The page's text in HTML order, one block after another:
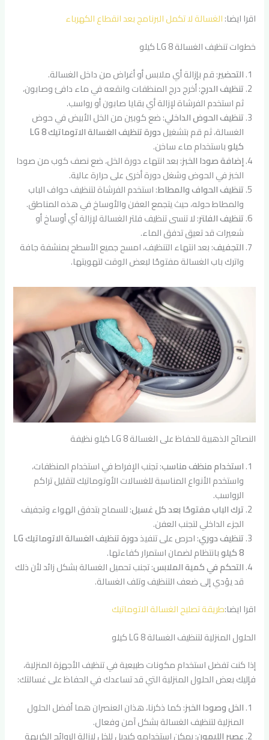
اقرا ايضا:الغسالة لا تكمل البرنامج بعد انقطاع الكهرباء
خطوات تنظيف الغسالة LG 8 كيلو
التحضير: قم بإزالة أي ملابس أو أغراض من داخل الغسالة.
تنظيف الدرج: أخرج درج المنظفات وانقعه في ماء دافئ وصابون،
ثم استخدم الفرشاة لإزالة أي بقايا صابون أو رواسب.
تنظيف الحوض الداخلي: ضع كوبين من الخل الأبيض في حوض
الغسالة، ثم قم بتشغيل
دورة تنظيف الغسالة الاتوماتيك LG 8
كيلوباستخدام ماء ساخن.
إضافة صودا الخبز: بعد انتهاء دورة الخل، ضع نصف كوب من صودا
الخبز في الحوض وشغل دورة أخرى على حرارة عالية.
تنظيف الحواف والمطاط: استخدم الفرشاة لتنظيف حواف الباب
والمطاط حوله، حيث يتجمع العفن والأوساخ في هذه المناطق.
تنظيف الفلتر: لا تنسى تنظيف فلتر الغسالة لإزالة أي أوساخ أو
شعيرات قد تعيق تدفق الماء.
التجفيف: بعد انتهاء التنظيف، امسح جميع الأسطح بمنشفة جافة
واترك باب الغسالة مفتوحًا لبعض الوقت لتهويتها.
النصائح الذهبية للحفاظ على الغسالة LG 8 كيلو نظيفة
استخدام منظف مناسب: تجنب الإفراط في استخدام المنظفات،
واستخدم الأنواع المناسبة للغسالات الأوتوماتيك لتقليل تراكم
الرواسب.
ترك الباب مفتوحًا بعد كل غسيل: للسماح بتدفق الهواء وتجفيف
الجزء الداخلي لتجنب العفن.
تنظيف دوري: احرص على تنفيذ
دورة تنظيف الغسالة الاتوماتيك LG
8 كيلو
بانتظام لضمان استمرار كفاءتها.
التحكم في كمية الملابس: تجنب تحميل الغسالة بشكل زائد لأن ذلك
قد يؤدي إلى ضعف التنظيف وتلف الغسالة.
اقرا ايضا:طريقة تصليح الغسالة الاتوماتيك
الحلول المنزلية لتنظيف الغسالة LG 8 كيلو
إذا كنت تفضل استخدام مكونات طبيعية في تنظيف الأجهزة المنزلية،
فإليك بعض الحلول المنزلية التي قد تساعدك في الحفاظ على غسالتك:
الخل وصودا الخبز: كما ذكرنا، هذان العنصران هما أفضل الحلول
المنزلية لتنظيف الغسالة بشكل آمن وفعال.
عصير الليمون: يمكن استخدامه كبديل للخل لإزالة الروائح الكريهة